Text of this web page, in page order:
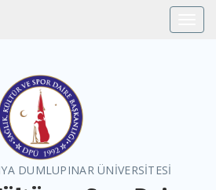
DUMLUPINAR ÜNİVERSİTESİ